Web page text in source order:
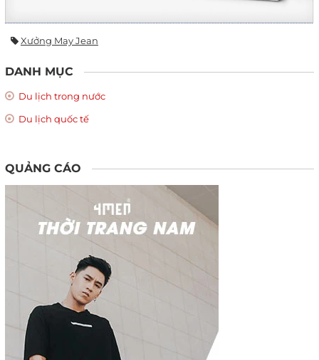
Xưởng May Jean
DANH MỤC
Du lịch trong nước
Du lịch quốc tế
QUẢNG CÁO